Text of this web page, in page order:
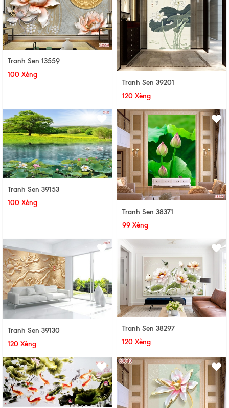
Tranh Sen 13559
100 Xèng
Tranh Sen 39201
120 Xèng
Tranh Sen 39153
100 Xèng
Tranh Sen 38371
99 Xèng
Tranh Sen 39130
120 Xèng
Tranh Sen 38297
120 Xèng